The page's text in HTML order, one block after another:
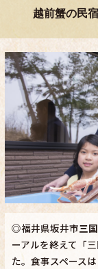
越前蟹の民
◎福井県坂井市三
ーアルを終えて「
た。食事スペース